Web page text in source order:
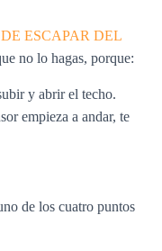
ESCAPAR DEL
no lo hagas, porque:
y abrir el techo.
empieza a andar, te
de los cuatro puntos